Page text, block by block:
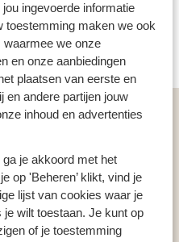
ingevoerde informatie
toestemming maken we ook
we onze
en onze aanbiedingen
plaatsen van eerste en
en andere partijen jouw
inhoud en advertenties
je akkoord met het
op 'Beheren’ klikt, vind je
lijst van cookies waar je
wilt toestaan. Je kunt op
of je toestemming
landen